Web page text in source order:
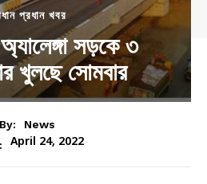
প্রধান খবর
সড়কে ৩
খুলছে সোমবার
By:
News
April 24, 2022